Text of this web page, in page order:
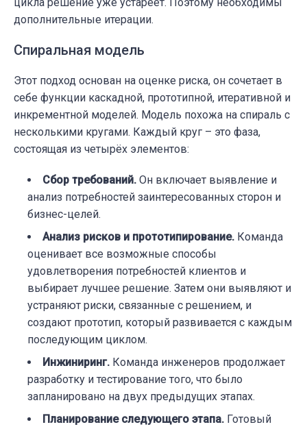
дополнительные итерации.
Спиральная модель
Этот подход основан на оценке риска, он сочетает в
себе функции каскадной, прототипной, итеративной и
инкрементной моделей. Модель похожа на спираль с
несколькими кругами. Каждый круг – это фаза,
состоящая из четырёх элементов:
Сбор требований. Он включает выявление и
анализ потребностей заинтересованных сторон и
бизнес-целей.
Анализ рисков и прототипирование. Команда
оценивает все возможные способы
удовлетворения потребностей клиентов и
выбирает лучшее решение. Затем они выявляют и
устраняют риски, связанные с решением, и
создают прототип, который развивается с каждым
последующим циклом.
Инжиниринг. Команда инженеров продолжает
разработку и тестирование того, что было
запланировано на двух предыдущих этапах.
Планирование следующего этапа. Готовый